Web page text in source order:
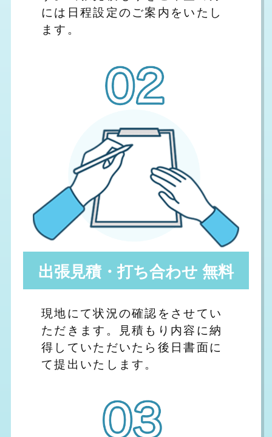
には日程設定のご案内をいたし
ます。
出張見積・打ち合わせ 無料
現地にて状況の確認をさせてい
ただきます。見積もり内容に納
得していただいたら後日書面に
て提出いたします。